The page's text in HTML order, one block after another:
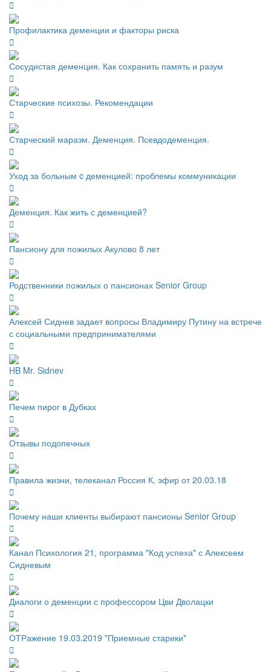
Профилактика деменции и факторы риска
Сосудистая деменция. Как сохранить память и разум
Старческие психозы. Рекомендации
Старческий маразм. Деменция. Псевдодеменция.
Уход за больным c деменцией: проблемы коммуникации
Деменция. Как жить с деменцией?
Пансиону для пожилых Акулово 8 лет
Родственники пожилых о пансионах Senior Group
Алексей Сиднев задает вопросы Владимиру Путину на встрече
с социальными предпринимателями
HB Mr. Sidnev
Печем пирог в Дубках
Отзывы подопечных
Правила жизни, телеканал Россия К, эфир от 20.03.18
Почему наши клиенты выбирают пансионы Senior Group
Канал Психология 21, программа "Код успеха" с Алексеем
Сидневым
Диалоги о деменции с профессором Цви Дволацки
ОТРажение 19.03.2019 "Приемные старики"